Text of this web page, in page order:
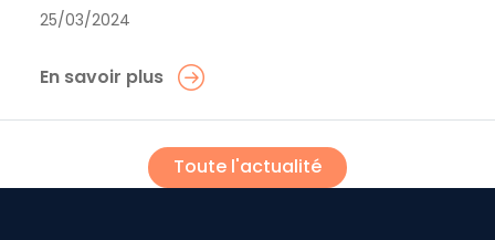
25/03/2024
En savoir plus
Toute l'actualité